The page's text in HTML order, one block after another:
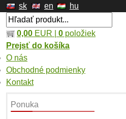
sk en hu
0,00 EUR | 0 položiek
Prejsť do košíka
O nás
Obchodné podmienky
Kontakt
Ponuka